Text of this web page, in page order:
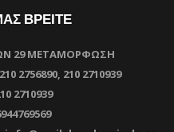
ΒΡΕΙΤΕ
29 ΜΕΤΑΜΟΡΦΩΣΗ
2756890, 210 2710939
2710939